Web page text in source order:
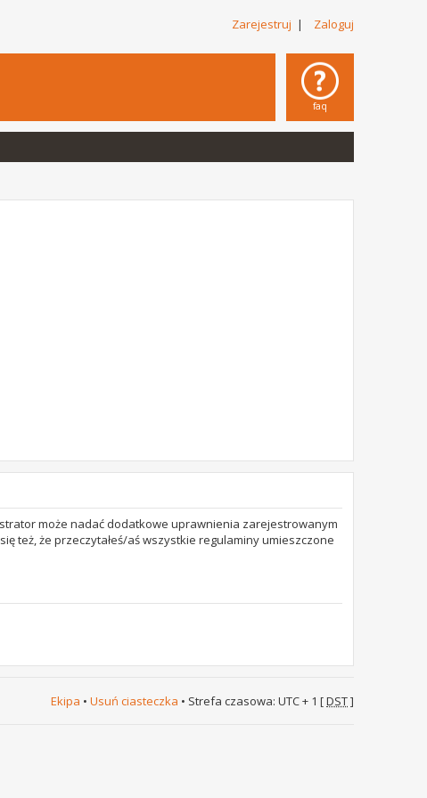
Zarejestruj | Zaloguj
faq
może nadać dodatkowe uprawnienia zarejestrowanym
też, że przeczytałeś/aś wszystkie regulaminy umieszczone
Ekipa • Usuń ciasteczka • Strefa czasowa: UTC + 1 [DST]